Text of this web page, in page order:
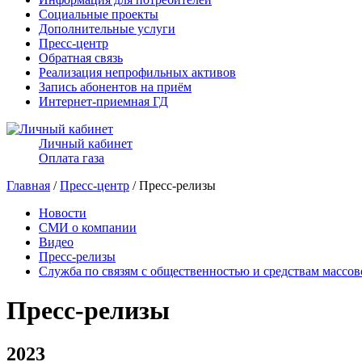
Социальные проекты
Дополнительные услуги
Пресс-центр
Обратная связь
Реализация непрофильных активов
Запись абонентов на приём
Интернет-приемная ГД
Личный кабинет
Оплата газа
Главная /Пресс-центр / Пресс-релизы
Новости
СМИ о компании
Видео
Пресс-релизы
Служба по связям с общественностью и средствам
Пресс-релизы
2023